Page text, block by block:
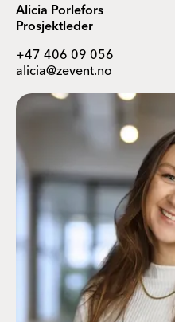
Alicia Porlefors
Prosjektleder
+47 406 09 056
alicia@zevent.no